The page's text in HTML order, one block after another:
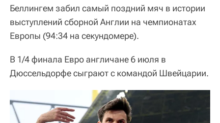
Беллингем забил самый поздний мяч в истории
выступлений сборной Англии на чемпионатах
Европы (94:34 на секундомере).
В 1/4 финала Евро англичане 6 июля в
Дюссельдорфе сыграют с командой Швейцарии.